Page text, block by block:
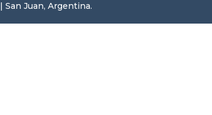
| San Juan, Argentina.